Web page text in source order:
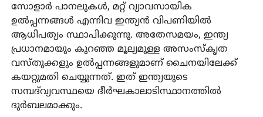
സോളാർ പാനലുകൾ, മറ്റ് വ്യാവസായിക
ഉൽപ്പന്നങ്ങൾ എന്നിവ ഇന്ത്യൻ വിപണിയിൽ
ആധിപത്യം സ്ഥാപിക്കുന്നു. അതേസമയം, ഇന്ത്യ
പ്രധാനമായും കുറഞ്ഞ മൂല്യമുള്ള അസംസ്കൃത
വസ്തുക്കളും ഉൽപ്പന്നങ്ങളുമാണ് ചൈനയിലേക്ക്
കയറ്റുമതി ചെയ്യുന്നത്. ഇത് ഇന്ത്യയുടെ
സമ്പദ്‌വ്യവസ്ഥയെ ദീർഘകാലാടിസ്ഥാനത്തിൽ
ദുർബലമാക്കും.